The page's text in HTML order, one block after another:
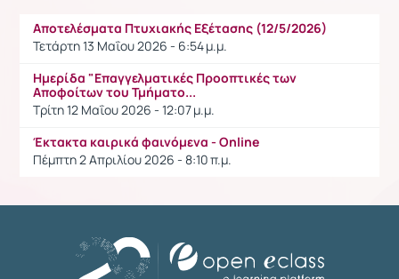
Αποτελέσματα Πτυχιακής Εξέτασης (12/5/2026)
Τετάρτη 13 Μαΐου 2026 - 6:54 μ.μ.
Ημερίδα "Επαγγελματικές Προοπτικές των
Αποφοίτων του Τμήματο...
Τρίτη 12 Μαΐου 2026 - 12:07 μ.μ.
Έκτακτα καιρικά φαινόμενα - Online
Πέμπτη 2 Απριλίου 2026 - 8:10 π.μ.